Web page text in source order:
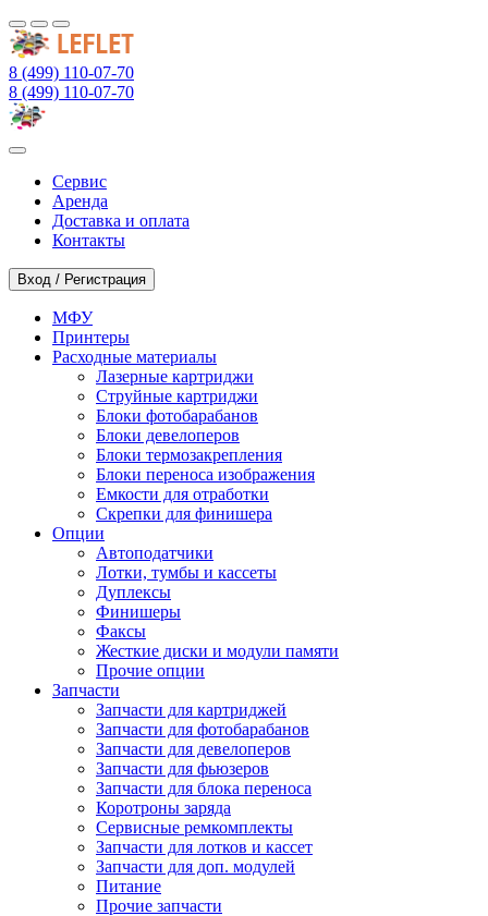
8 (499) 110-07-70
8 (499) 110-07-70
Сервис
Аренда
Доставка и оплата
Контакты
Вход / Регистрация
МФУ
Принтеры
Расходные материалы
Лазерные картриджи
Струйные картриджи
Блоки фотобарабанов
Блоки девелоперов
Блоки термозакрепления
Блоки переноса изображения
Емкости для отработки
Скрепки для финишера
Опции
Автоподатчики
Лотки, тумбы и кассеты
Дуплексы
Финишеры
Факсы
Жесткие диски и модули памяти
Прочие опции
Запчасти
Запчасти для картриджей
Запчасти для фотобарабанов
Запчасти для девелоперов
Запчасти для фьюзеров
Запчасти для блока переноса
Коротроны заряда
Сервисные ремкомплекты
Запчасти для лотков и кассет
Запчасти для доп. модулей
Питание
Прочие запчасти